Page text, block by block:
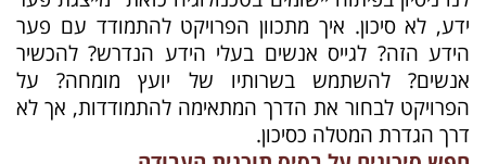
ידע, לא סיכון. איך מתכוון הפרויקט להתמודד עם פער
הידע הזה? לגייס אנשים בעלי הידע הנדרש? להכשיר
אנשים? להשתמש בשרותיו של יועץ מומחה? על
הפרויקט לבחור את הדרך המתאימה להתמודדות, אך לא
דרך הגדרת המטלה כסיכון.